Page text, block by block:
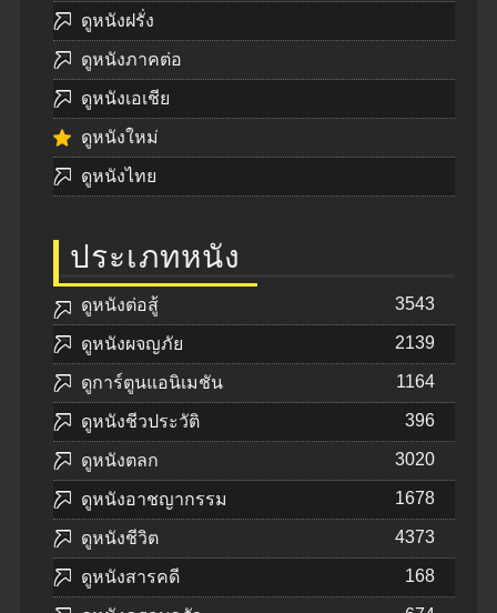
ดูหนังฝรั่ง
ดูหนังภาคต่อ
ดูหนังเอเชีย
ดูหนังใหม่
ดูหนังไทย
ประเภทหนัง
ดูหนังต่อสู้ 3543
ดูหนังผจญภัย 2139
ดูการ์ตูนแอนิเมชัน 1164
ดูหนังชีวประวัติ 396
ดูหนังตลก 3020
ดูหนังอาชญากรรม 1678
ดูหนังชีวิต 4373
ดูหนังสารคดี 168